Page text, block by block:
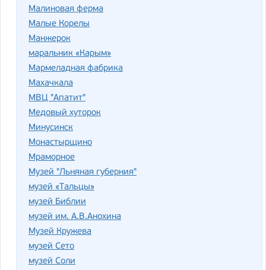
Малиновая ферма
Малые Корелы
Манжерок
маральник «Карым»
Мармеладная фабрика
Махачкала
МВЦ "Апатит"
Медовый хуторок
Минусинск
Монастырщино
Мраморное
Музей "Льняная губерния"
музей «Тальцы»
музей Библии
музей им. А.В.Анохина
Музей Кружева
музей Сето
музей Соли